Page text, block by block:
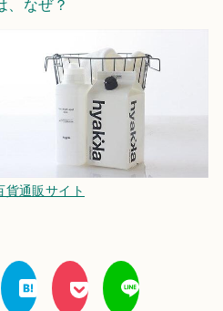
、なぜ？
貨通販サイト